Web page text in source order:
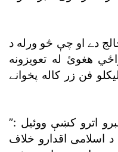
دے او چې څو ورله د
هغوئ له تعويزونه
فن زر کاله پخوانے
اترو کښې ووئيل :”
اسلامى اقدارو خلاف